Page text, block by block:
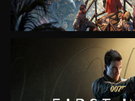
VIEW